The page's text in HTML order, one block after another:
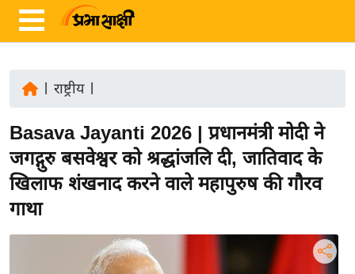
ज़ा
ख
ब
र
राष्ट्रीय|
Basava Jayanti 2026 | प्रधानमंत्री मोदी ने
जगद्गुरु बसवेश्वर को श्रद्धांजलि दी, जातिवाद के
खिलाफ शंखनाद करने वाले महापुरुष की गौरव
गाथा